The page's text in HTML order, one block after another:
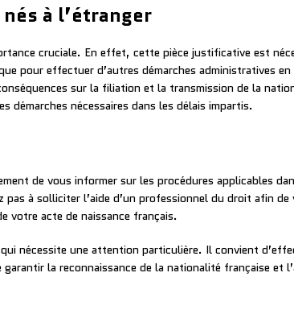
à l’étranger
cruciale. En effet, cette pièce justificative est
pour effectuer d’autres démarches administratives en
sur la filiation et la transmission de la
démarches nécessaires dans les délais impartis.
de vous informer sur les procédures applicables
à solliciter l’aide d’un professionnel du droit afin de
votre acte de naissance français.
nécessite une attention particulière. Il convient
la reconnaissance de la nationalité française et